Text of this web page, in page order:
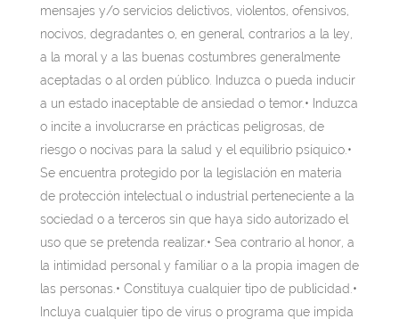
mensajes y/o servicios delictivos, violentos, ofensivos,
nocivos, degradantes o, en general, contrarios a la ley,
a la moral y a las buenas costumbres generalmente
aceptadas o al orden público. Induzca o pueda inducir
a un estado inaceptable de ansiedad o temor.• Induzca
o incite a involucrarse en prácticas peligrosas, de
riesgo o nocivas para la salud y el equilibrio psíquico.•
Se encuentra protegido por la legislación en materia
de protección intelectual o industrial perteneciente a la
sociedad o a terceros sin que haya sido autorizado el
uso que se pretenda realizar.• Sea contrario al honor, a
la intimidad personal y familiar o a la propia imagen de
las personas.• Constituya cualquier tipo de publicidad.•
Incluya cualquier tipo de virus o programa que impida